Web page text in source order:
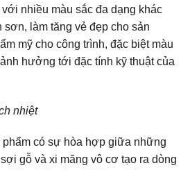
nhiều màu sắc đa dạng khác
sơn, làm tăng vẻ đẹp cho sản
mỹ cho công trình, đặc biệt màu
hưởng tới đặc tính kỹ thuật của
nhiệt
phẩm có sự hòa hợp giữa những
gỗ và xi măng vô cơ tạo ra dòng